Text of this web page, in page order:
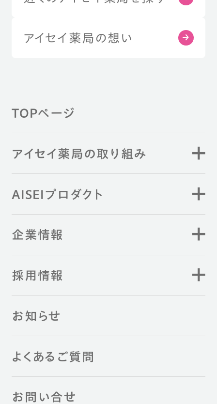
アイセイ薬局の想い
TOPページ
アイセイ薬局の取り組み
AISEIプロダクト
企業情報
採用情報
お知らせ
よくあるご質問
お問い合せ